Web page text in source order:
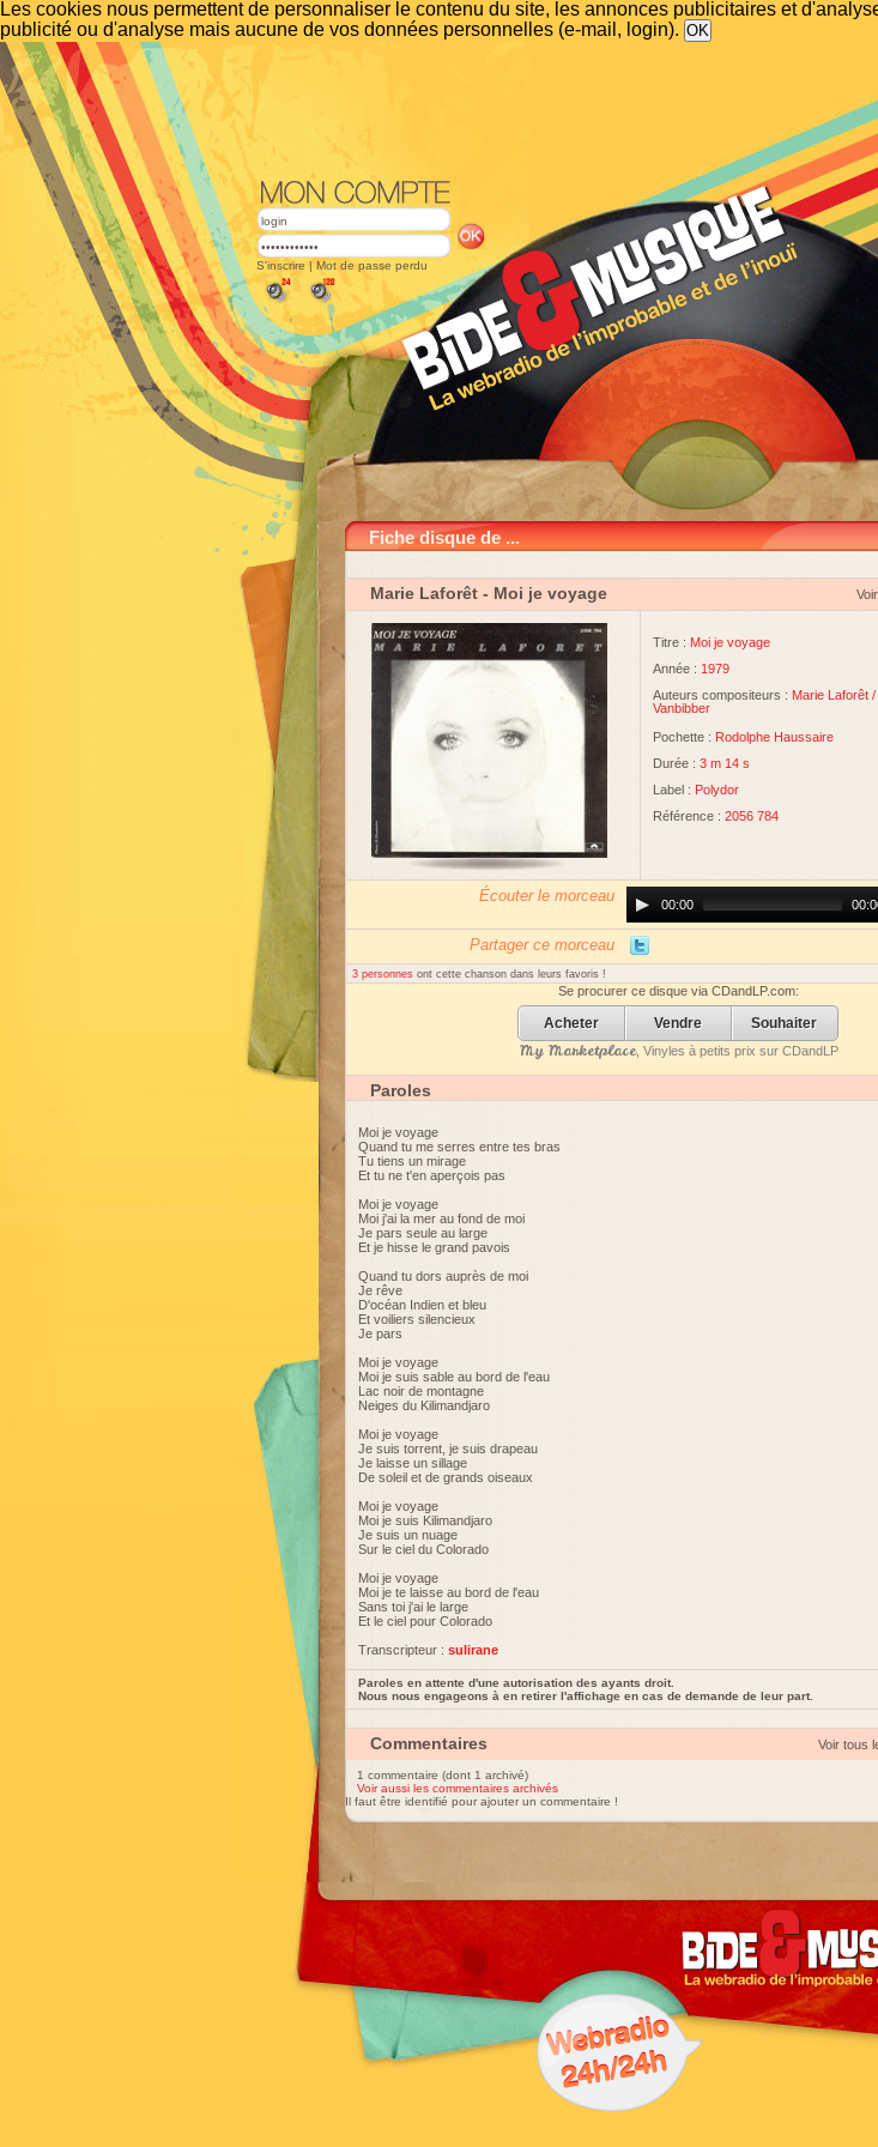
Les cookies nous permettent de personnaliser le contenu du site, les annonces publicitaires et
publicité ou d'analyse mais aucune de vos données personnelles (e-mail, login).
S'inscrire | Mot de passe perdu
Fiche disque de ...
Marie Laforêt - Moi je voyage
Titre : Moi je voyage
Année : 1979
Auteurs compositeurs : Marie Laforêt /
Vanbibber
Pochette : Rodolphe Haussaire
Durée : 3 m 14 s
Label : Polydor
Référence : 2056 784
Écouter le morceau
Player00:00
Partager ce morceau
3 personnes ont cette chanson dans leurs favoris !
Se procurer ce disque via CDandLP.com:
Acheter Vendre Souhaiter
My Marketplace, Vinyles à petits prix sur CDandLP
Paroles
Moi je voyage
Quand tu me serres entre tes bras
Tu tiens un mirage
Et tu ne t'en aperçois pas
Moi je voyage
Moi j'ai la mer au fond de moi
Je pars seule au large
Et je hisse le grand pavois
Quand tu dors auprès de moi
Je rêve
D'océan Indien et bleu
Et voiliers silencieux
Je pars
Moi je voyage
Moi je suis sable au bord de l'eau
Lac noir de montagne
Neiges du Kilimandjaro
Moi je voyage
Je suis torrent, je suis drapeau
Je laisse un sillage
De soleil et de grands oiseaux
Moi je voyage
Moi je suis Kilimandjaro
Je suis un nuage
Sur le ciel du Colorado
Moi je voyage
Moi je te laisse au bord de l'eau
Sans toi j'ai le large
Et le ciel pour Colorado
Transcripteur : sulirane
Paroles en attente d'une autorisation des ayants droit.
Nous nous engageons à en retirer l'affichage en cas de demande de leur part.
Commentaires Voir tous
1 commentaire (dont 1 archivé)
Voir aussi les commentaires archivés
Il faut être identifié pour ajouter un commentaire !